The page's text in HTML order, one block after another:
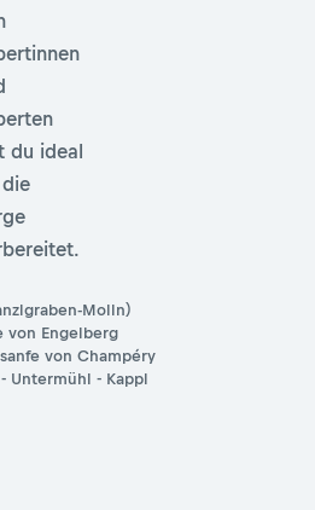
du ideal
Molln)
von Engelberg
von Champéry
Untermühl - Kappl